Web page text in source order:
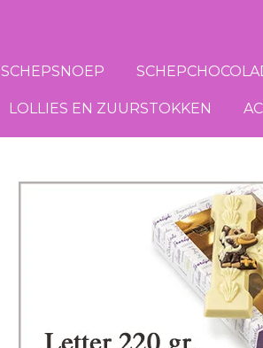
SCHEPSNOEP
LOLLIES EN ZUURSTOKKEN